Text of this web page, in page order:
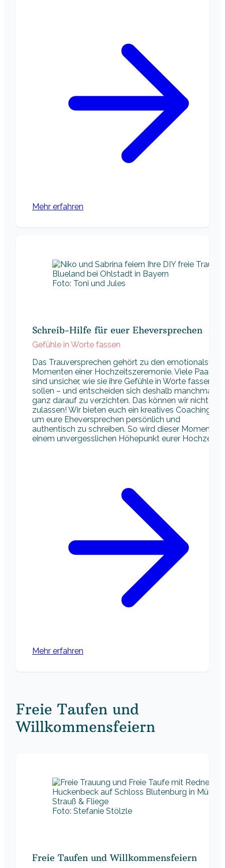
Mehr erfahren
Foto: Toni und Jules
Schreib-Hilfe für euer Eheversprechen
Gefühle in Worte fassen
Das Trauversprechen gehört zu den emotionalsten
Momenten einer Hochzeitszeremonie. Viele Paare
sind unsicher, wie sie ihre Gefühle in Worte fassen
sollen – und entscheiden sich deshalb manchmal,
ganz darauf zu verzichten. Das können wir nicht
zulassen! Wir bieten euch ein kreatives Coaching,
um eure Eheversprechen persönlich und
authentisch zu schreiben. So wird dieser Moment zu
einem unvergesslichen Höhepunkt eurer Hochzeit.
Mehr erfahren
Freie Taufen und
Willkommensfeiern
Foto: Stefanie Stölzle
Freie Taufen und Willkommensfeiern